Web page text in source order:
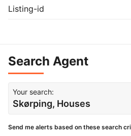
Listing-id
Search Agent
Your search:
Skørping, Houses
Send me alerts based on these search